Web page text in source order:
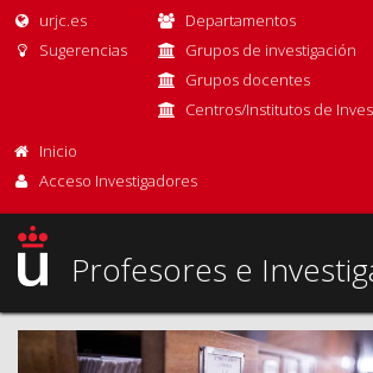
urjc.es
Sugerencias
Departamentos
Grupos de investigación
Grupos docentes
Centros/Institutos de
Inicio
Acceso Investigadores
Profesores e